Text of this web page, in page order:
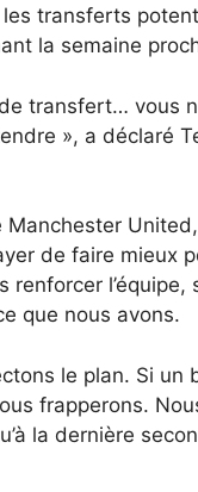
transferts
la semaine
transfert… vous
», a déclaré
Manchester
de faire mieux
renforcer l’équipe,
que nous avons.
le plan. Si un
frapperons.
la dernière